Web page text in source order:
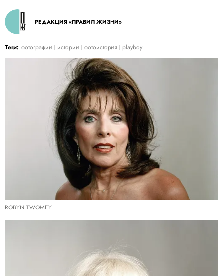
РЕДАКЦИЯ «ПРАВИЛ ЖИЗНИ»
Теги: фотографии истории фотоистория playboy
ROBYN TWOMEY